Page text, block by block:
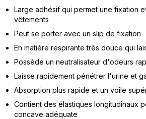
Large adhésif qui permet une fixation
vêtements
Peut se porter avec un slip de fixation
En matière respirante très douce qui
Possède un neutralisateur d'odeurs
Laisse rapidement pénétrer l'urine et
Absorption plus rapide et un voile
Contient des élastiques longitudinaux
concave adéquate